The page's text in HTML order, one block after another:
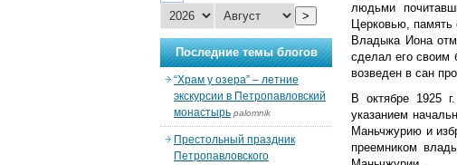
людьми
Церковью,
Владыка Иона
сделал его своим
возведен в сан
В октябре 1925
указанием
Маньчжурию и
преемником
>
Последние темы блогов
“Храм у озера” – летние
экскурсии в Петропавловский
монастырь palomnik
Престольный праздник
Петропавловского